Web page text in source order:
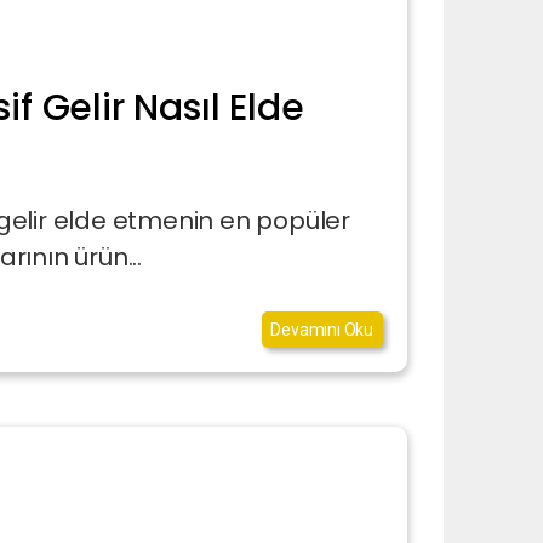
Gelir Nasıl Elde
elde etmenin en popüler
ürün...
Devamını Oku